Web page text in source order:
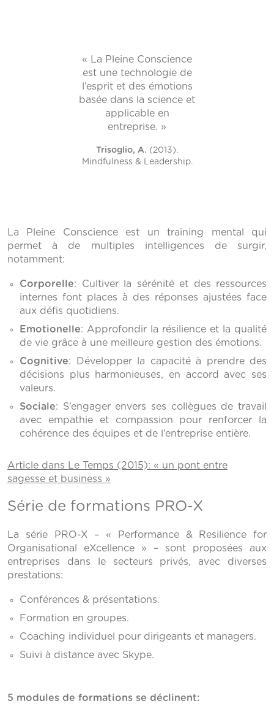
« La Pleine Conscience
est une technologie de
l’esprit et des émotions
basée dans la science et
applicable en
entreprise. »
Trisoglio, A. (2013).
Mindfulness & Leadership.
La Pleine Conscience est un training mental qui
permet à de multiples intelligences de surgir,
notamment:
Corporelle: Cultiver la sérénité et des ressources
internes font places à des réponses ajustées face
aux défis quotidiens.
Emotionelle: Approfondir la résilience et la qualité
de vie grâce à une meilleure gestion des émotions.
Cognitive: Développer la capacité à prendre des
décisions plus harmonieuses, en accord avec ses
valeurs.
Sociale: S’engager envers ses collègues de travail
avec empathie et compassion pour renforcer la
cohérence des équipes et de l’entreprise entière.
Article dans Le Temps (2015): « un pont entre
sagesse et business »
Série de formations PRO-X
La série PRO-X – « Performance & Resilience for
Organisational eXcellence » – sont proposées aux
entreprises dans le secteurs privés, avec diverses
prestations:
Conférences & présentations.
Formation en groupes.
Coaching individuel pour dirigeants et managers.
Suivi à distance avec Skype.
5 modules de formations se déclinent: